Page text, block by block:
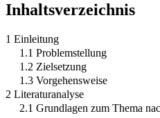
1 Einleitung
1.1 Problemstellung
1.2 Zielsetzung
1.3 Vorgehensweise
2 Literaturanalyse